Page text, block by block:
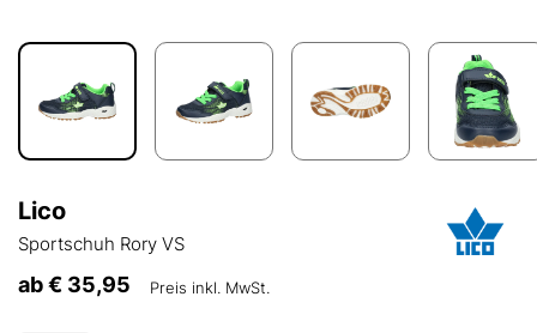
Lico
Sportschuh Rory VS
ab€ 35,95 Preis inkl. MwSt.